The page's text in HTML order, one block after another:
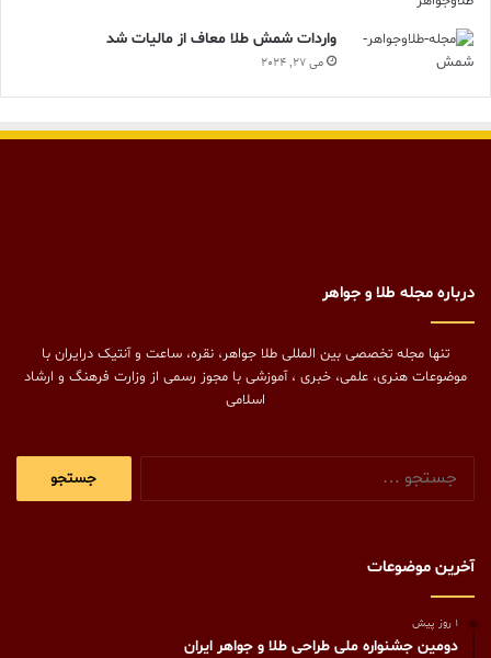
واردات شمش طلا معاف از مالیات شد
می 27, 2024
درباره مجله طلا و جواهر
تنها مجله تخصصی بین المللی طلا جواهر، نقره، ساعت و آنتیک درایران با
موضوعات هنری، علمی، خبری ، آموزشی با مجوز رسمی از وزارت فرهنگ و ارشاد
اسلامی
آخرین موضوعات
1 روز پیش
دومین جشنواره ملی طراحی طلا و جواهر ایران